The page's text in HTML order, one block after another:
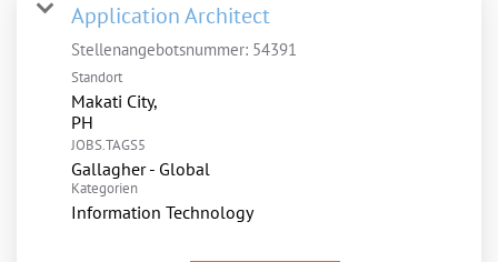
Application Architect
Stellenangebotsnummer: 54391
Standort
Makati City,
JOBS.TAGS5
Gallagher - Global
Kategorien
Information Technology